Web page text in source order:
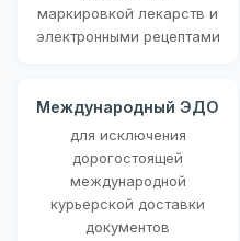
маркировкой лекарств и
электронными рецептами
Международный ЭДО
для исключения
дорогостоящей
международной
курьерской доставки
документов